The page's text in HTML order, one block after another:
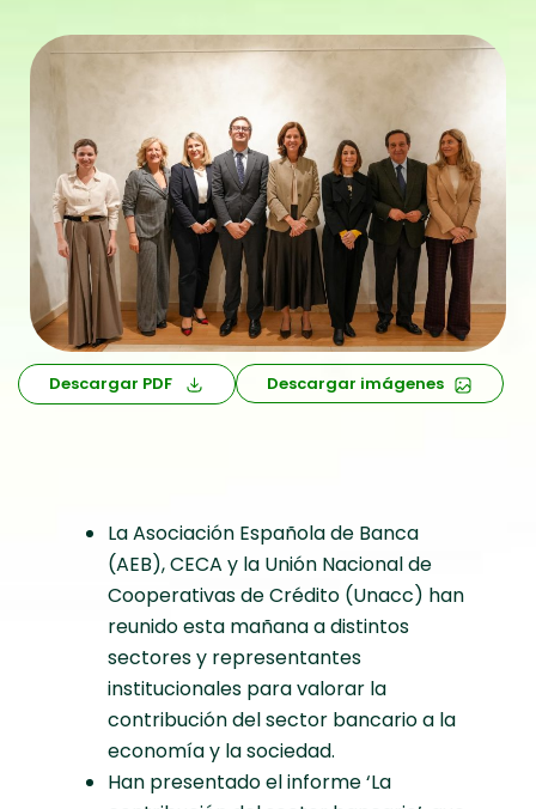
Descargar PDF Descargar imágenes
La Asociación Española de Banca
(AEB), CECA y la Unión Nacional de
Cooperativas de Crédito (Unacc) han
reunido esta mañana a distintos
sectores y representantes
institucionales para valorar la
contribución del sector bancario a la
economía y la sociedad.
Han presentado el informe ‘La